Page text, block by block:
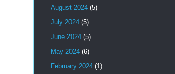
August 2024 (5)
July 2024 (5)
June 2024 (5)
May 2024 (6)
February 2024 (1)